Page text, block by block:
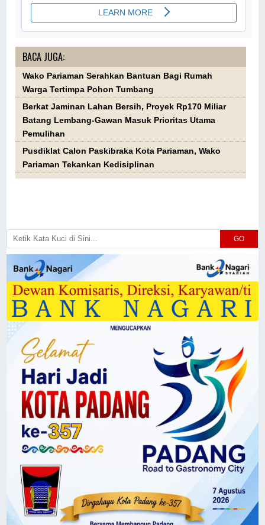
BACA JUGA:
Wako Pariaman Serahkan Bantuan Bagi Rumah
Warga Tertimpa Pohon Tumbang
Berkat Jaminan Lahan Bersih, Proyek Rp170 Miliar
Batang Lembang-Gawan Masuk Prioritas Utama
Pemulihan
Pusdiklat Calon Paskibraka Kota Pariaman, Wako
Pariaman Tekankan Kedisiplinan
GO